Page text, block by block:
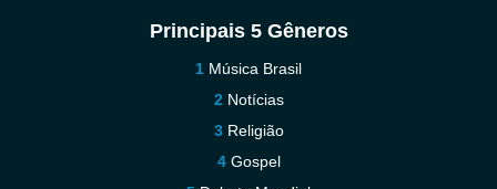
Principais 5 Gêneros
Música Brasil
Notícias
Religião
Gospel